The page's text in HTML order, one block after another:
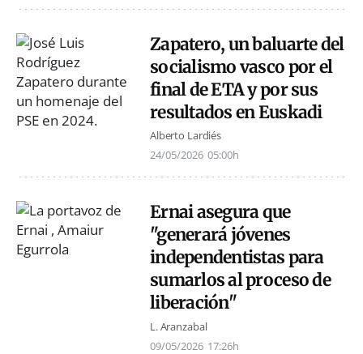
Zapatero, un baluarte del
socialismo vasco por el
final de ETA y por sus
resultados en Euskadi
Alberto Lardiés
24/05/2026 05:00h
Ernai asegura que
"generará jóvenes
independentistas para
sumarlos al proceso de
liberación"
L. Aranzabal
09/05/2026 17:26h